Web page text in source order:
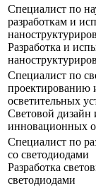
Специалист по
разработкам и
Разработка и
Специалист по
проектированию
осветительных
Световой дизайн
инновационных
Специалист по
со светодиодами
Разработка
светодиодами